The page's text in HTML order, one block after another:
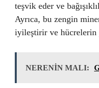
teşvik eder ve
Ayrıca, bu zengin
iyileştirir ve hücrelerin
NERENİN MALI: